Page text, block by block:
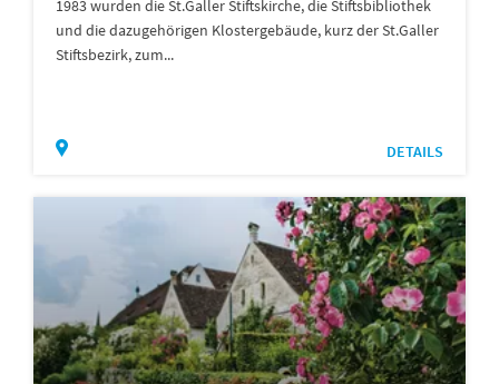
1983 wurden die St.Galler Stiftskirche, die Stiftsbibliothek
und die dazugehörigen Klostergebäude, kurz der St.Galler
Stiftsbezirk, zum...
DETAILS